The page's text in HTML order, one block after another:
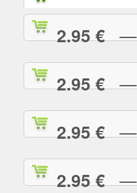
2.95 €—
2.95 €—
2.95 €—
2.95 €—